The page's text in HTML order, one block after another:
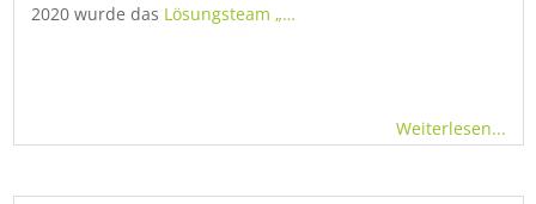
2020 wurde das Lösungsteam „…
Weiterlesen...